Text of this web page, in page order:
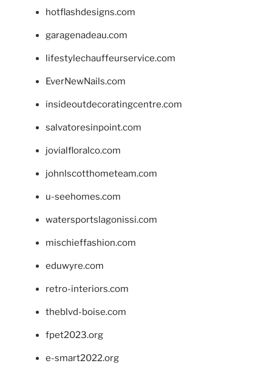
hotflashdesigns.com
garagenadeau.com
lifestylechauffeurservice.com
EverNewNails.com
insideoutdecoratingcentre.com
salvatoresinpoint.com
jovialfloralco.com
johnlscotthometeam.com
u-seehomes.com
watersportslagonissi.com
mischieffashion.com
eduwyre.com
retro-interiors.com
theblvd-boise.com
fpet2023.org
e-smart2022.org